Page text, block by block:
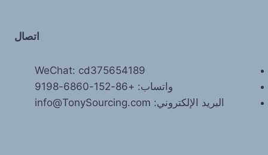
اتصال
WeChat: cd375654189
واتساب: +86-152-6860-9198
البريد الإلكتروني: info@TonySourcing.com